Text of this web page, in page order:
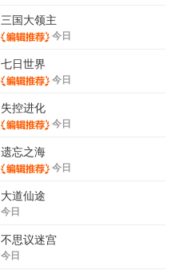
三国大领主
今日
七日世界
今日
失控进化
今日
遗忘之海
今日
大道仙途
今日
不思议迷宫
今日